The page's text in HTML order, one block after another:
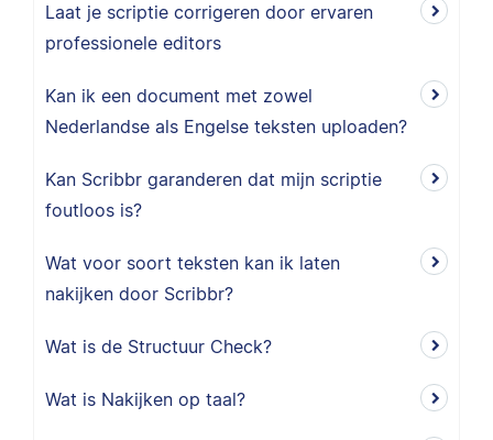
Laat je scriptie corrigeren door ervaren
professionele editors
Kan ik een document met zowel
Nederlandse als Engelse teksten uploaden?
Kan Scribbr garanderen dat mijn scriptie
foutloos is?
Wat voor soort teksten kan ik laten
nakijken door Scribbr?
Wat is de Structuur Check?
Wat is Nakijken op taal?